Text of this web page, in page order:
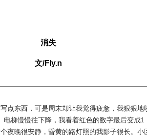
消失
文/Fly.n
东西，可是周末却让我觉得疲惫，我狠狠地
梯慢慢往下降，我看着红色的数字最后变成1
夜晚很安静，昏黄的路灯照的我影子很长。小